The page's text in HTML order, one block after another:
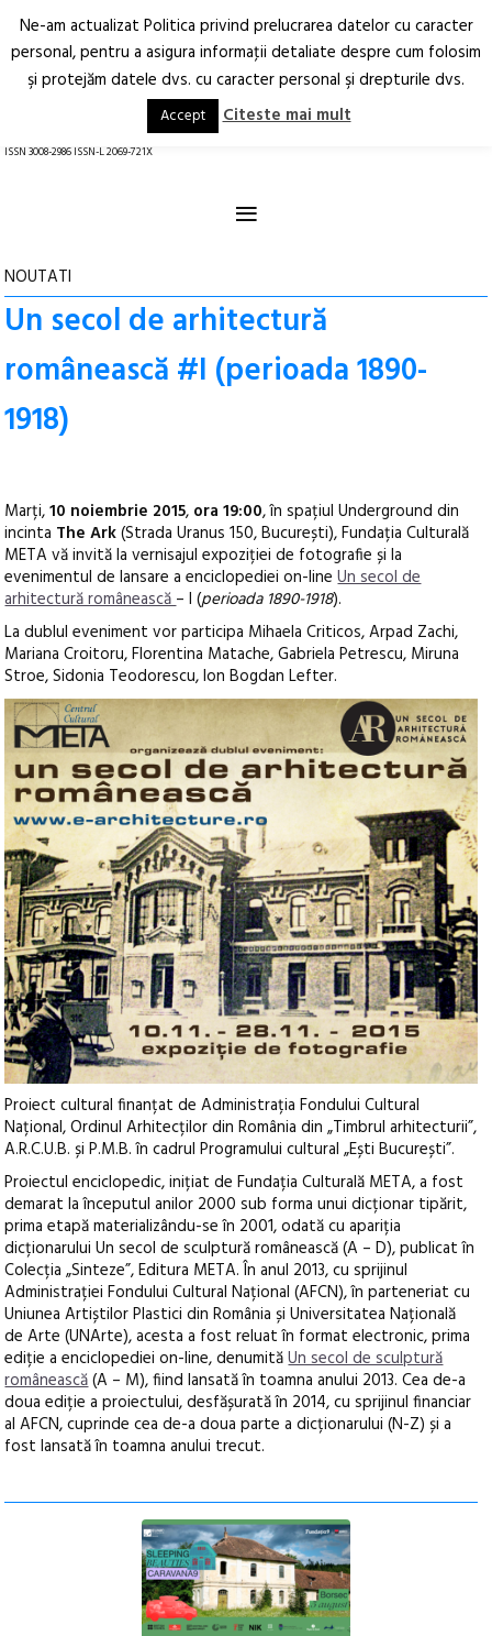
Arhitectură.
Oraș.
RO EN
ISSN 3008-2986 ISSN-L 2069-721X
≡
NOUTATI
Un secol de arhitectură
românească #I (perioada 1890-
1918)
Marți,10 noiembrie 2015, ora 19:00, în spațiul Underground din
incinta The Ark(Strada Uranus 150, București), Fundația Culturală
META vă invită la vernisajul expoziției de fotografie și la
evenimentul de lansare a enciclopediei on-lineUn secol de
arhitectură românească– I (perioada 1890-1918).
La dublul eveniment vor participa Mihaela Criticos, Arpad Zachi,
Mariana Croitoru, Florentina Matache, Gabriela Petrescu, Miruna
Stroe, Sidonia Teodorescu, Ion Bogdan Lefter.
Proiect cultural finanțat de Administrația Fondului Cultural
Național, Ordinul Arhitecților din România din „Timbrul arhitecturii”,
A.R.C.U.B. și P.M.B. în cadrul Programului cultural „Ești București”.
Proiectul enciclopedic, inițiat de Fundația Culturală META, a fost
demarat la începutul anilor 2000 sub forma unui dicționar tipărit,
prima etapă materializându-se în 2001, odată cu apariția
dicționarului Un secol de sculptură românească (A – D), publicat în
Colecția „Sinteze”, Editura META. În anul 2013, cu sprijinul
Administrației Fondului Cultural Național (AFCN), în parteneriat cu
Uniunea Artiștilor Plastici din România și Universitatea Națională
de Arte (UNArte), acesta a fost reluat în format electronic, prima
ediție a enciclopediei on-line, denumităUn secol de sculptură
românească(A – M), fiind lansată în toamna anului 2013. Cea de-a
doua ediție a proiectului, desfășurată în 2014, cu sprijinul financiar
al AFCN, cuprinde cea de-a doua parte a dicționarului (N-Z) și a
fost lansată în toamna anului trecut.
Ne-am actualizat Politica privind prelucrarea datelor cu caracter
personal, pentru a asigura informaţii detaliate despre cum folosim
şi protejăm datele dvs. cu caracter personal şi drepturile dvs.
Accept Citeste mai mult